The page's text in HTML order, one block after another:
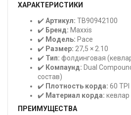
ХАРАКТЕРИСТИКИ
✔️Артикул: TB90942100
✔️ Бренд: Maxxis
✔️ Модель: Pace
✔️ Размер: 27,5 × 2.10
✔️ Тип: фолдинговая
✔️ Компаунд: Dual
состав)
✔️ Плотность корда: 60 TPI
✔️ Материал корда: кевлар
ПРЕИМУЩЕСТВА